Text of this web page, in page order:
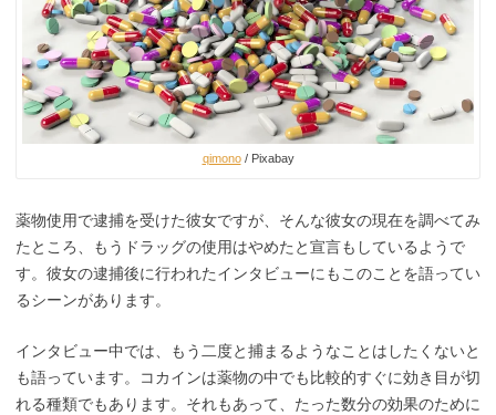
qimono/ Pixabay
薬物使用で逮捕を受けた彼女ですが、そんな彼女の現在を調べてみ
たところ、もうドラッグの使用はやめたと宣言もしているようで
す。彼女の逮捕後に行われたインタビューにもこのことを語ってい
るシーンがあります。
インタビュー中では、もう二度と捕まるようなことはしたくないと
も語っています。コカインは薬物の中でも比較的すぐに効き目が切
れる種類でもあります。それもあって、たった数分の効果のために